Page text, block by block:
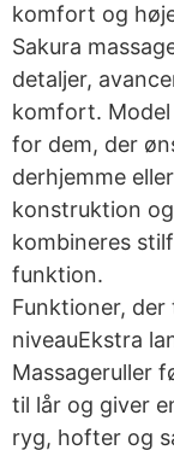
komfort og
Sakura
detaljer,
komfort.
for dem, der
derhjemme
konstruktion
kombineres
funktion.
Funktioner,
niveauEkstra
Massageruller
til lår og giver
ryg, hofter og